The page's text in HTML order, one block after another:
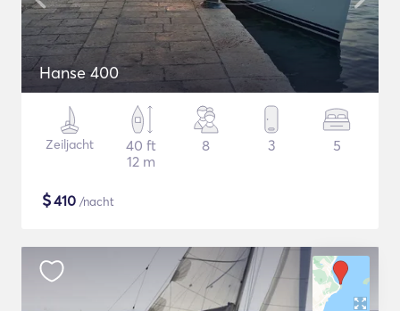
Hanse 400
Zeiljacht
40 ft
12 m
8 3 5
$410 /nacht